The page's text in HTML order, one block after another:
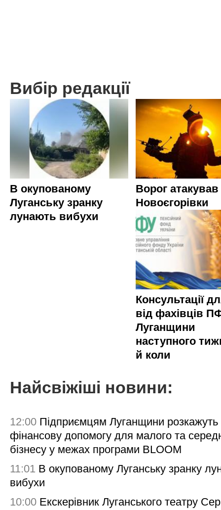
Вибір редакції
В окупованому
Луганську зранку
лунають вибухи
Ворог атакував
Новоєгорівки
Консультації
від фахівців
Луганщини
наступного
й коли
Найсвіжіші новини:
12:00 Підприємцям Луганщини розкажуть
фінансову допомогу для малого та
бізнесу у межах програми BLOOM
11:01 В окупованому Луганську зранку
вибухи
10:00 Екскерівник Луганського театру